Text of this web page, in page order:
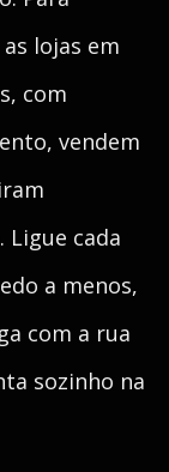
lojas em
com
vendem
cada
a menos,
com a rua
sozinho na